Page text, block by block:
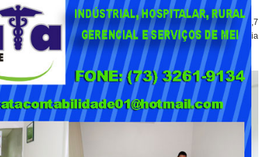
sexta-feira (07), com Paulo Henrique na Rádio Ativa FM – 92,7
as secretárias, Maria Menezes (assistência social), Lívia